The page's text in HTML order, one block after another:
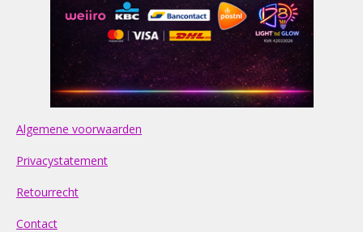
Algemene voorwaarden
Privacystatement
Retourrecht
Contact